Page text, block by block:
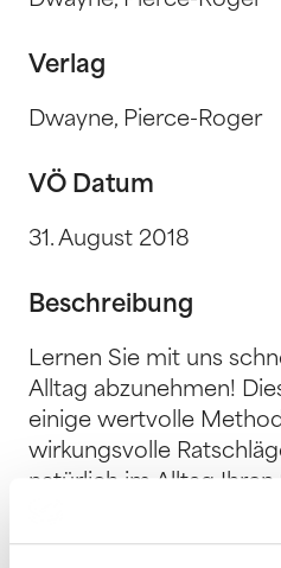
Verlag
Dwayne, Pierce-Roger
VÖ Datum
31. August 2018
Beschreibung
Lernen Sie mit uns
Alltag abzunehmen!
einige wertvolle
wirkungsvolle
natürlich im Alltag
beschleunigen und
Betätigung, und vor